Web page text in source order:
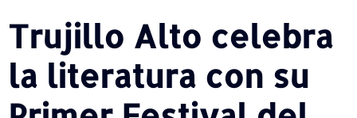
Trujillo Alto celebra
la literatura con su